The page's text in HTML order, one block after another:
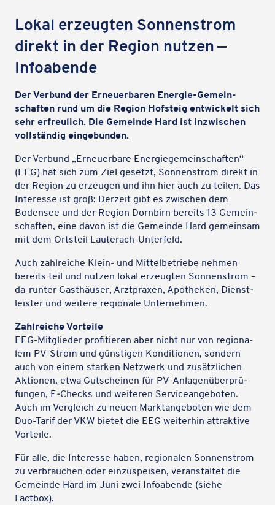
Lokal erzeug­ten Sonnen­strom
direkt in der Region nutzen —
Infoabende
Der Verbund der Erneu­er­ba­ren Energie-Gemein­
schaf­ten rund um die Region Hofsteig entwi­ckelt sich
sehr erfreu­lich. Die Gemeinde Hard ist inzwi­schen
voll­stän­dig eingebunden.
Der Verbund „Erneu­er­bare Ener­gie­ge­mein­schaf­ten“
(EEG) hat sich zum Ziel gesetzt, Sonnen­strom direkt in
der Region zu erzeu­gen und ihn hier auch zu teilen. Das
Inter­esse ist groß: Derzeit gibt es zwischen dem
Boden­see und der Region Dorn­birn bereits 13 Gemein­
schaf­ten, eine davon ist die Gemeinde Hard gemein­sam
mit dem Orts­teil Lauterach-Unterfeld.
Auch zahl­rei­che Klein- und Mittel­be­triebe nehmen
bereits teil und nutzen lokal erzeug­ten Sonnen­strom –
da-runter Gast­häu­ser, Arzt­pra­xen, Apothe­ken, Dienst­
leis­ter und weitere regio­nale Unternehmen.
Zahl­rei­che Vorteile
EEG-Mitglie­der profi­tie­ren aber nicht nur von regio­na­
lem PV-Strom und güns­ti­gen Kondi­tio­nen, sondern
auch von einem starken Netz­werk und zusätz­li­chen
Aktio­nen, etwa Gutschei­nen für PV-Anla­gen­über­prü­
fun­gen, E‑Checks und weite­ren Service­an­ge­bo­ten.
Auch im Vergleich zu neuen Markt­an­ge­bo­ten wie dem
Duo-Tarif der VKW bietet die EEG weiter­hin attrak­tive
Vorteile.
Für alle, die Inter­esse haben, regio­na­len Sonnen­strom
zu verbrau­chen oder einzu­spei­sen, veran­stal­tet die
Gemeinde Hard im Juni zwei Info­abende (siehe
Factbox).